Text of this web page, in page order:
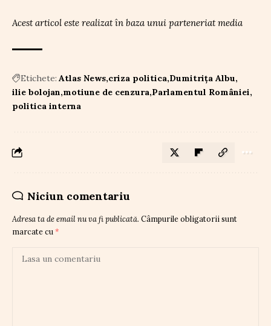
Acest articol este realizat în baza unui parteneriat media
Etichete: Atlas News criza politica Dumitrița Albu
ilie bolojan motiune de cenzura Parlamentul României
politica interna
Niciun comentariu
Adresa ta de email nu va fi publicată. Câmpurile obligatorii sunt
marcate cu*